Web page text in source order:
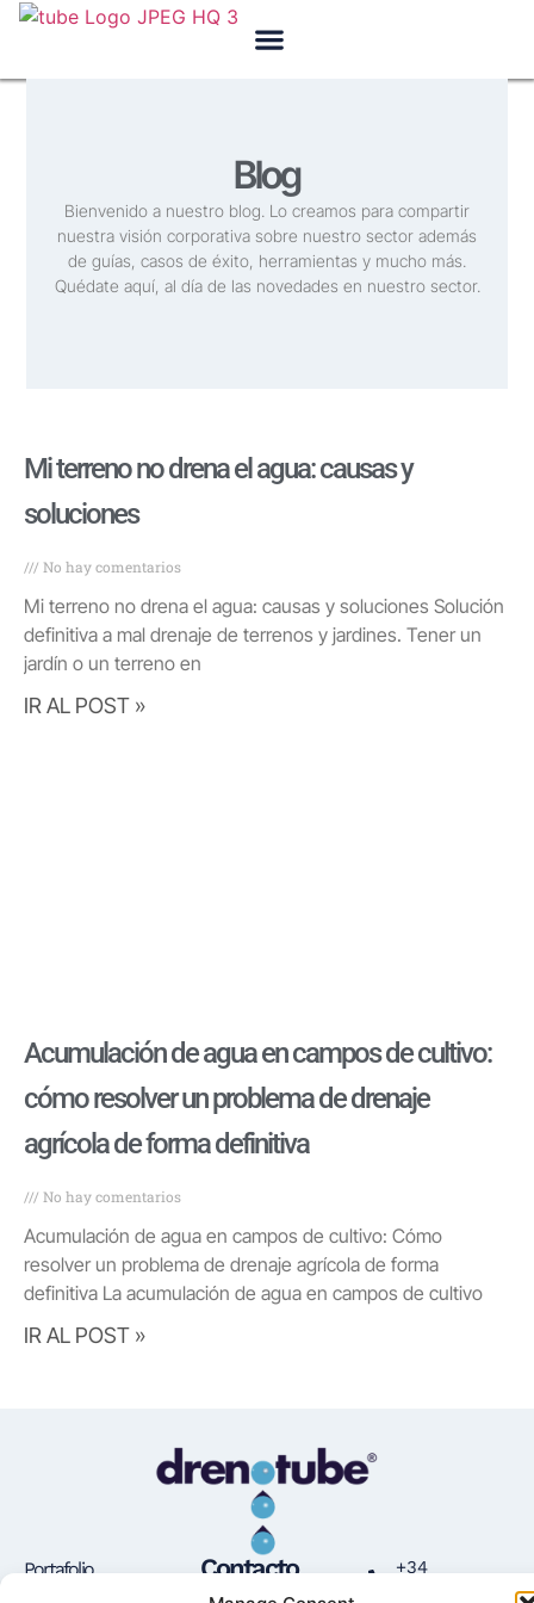
Blog
Bienvenido a nuestro blog. Lo creamos para compartir
nuestra visión corporativa sobre nuestro sector además
de guías, casos de éxito, herramientas y mucho más.
Quédate aquí, al día de las novedades en nuestro sector.
Mi terreno no drena el agua: causas y
soluciones
No hay comentarios
Mi terreno no drena el agua: causas y soluciones Solución
definitiva a mal drenaje de terrenos y jardines. Tener un
jardín o un terreno en
IR AL POST »
Acumulación de agua en campos de cultivo:
cómo resolver un problema de drenaje
agrícola de forma definitiva
No hay comentarios
Acumulación de agua en campos de cultivo: Cómo
resolver un problema de drenaje agrícola de forma
definitiva La acumulación de agua en campos de cultivo
IR AL POST »
Portafolio
Contacto
Fumoso
+34